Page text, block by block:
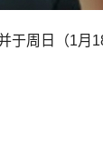
于周日（1月